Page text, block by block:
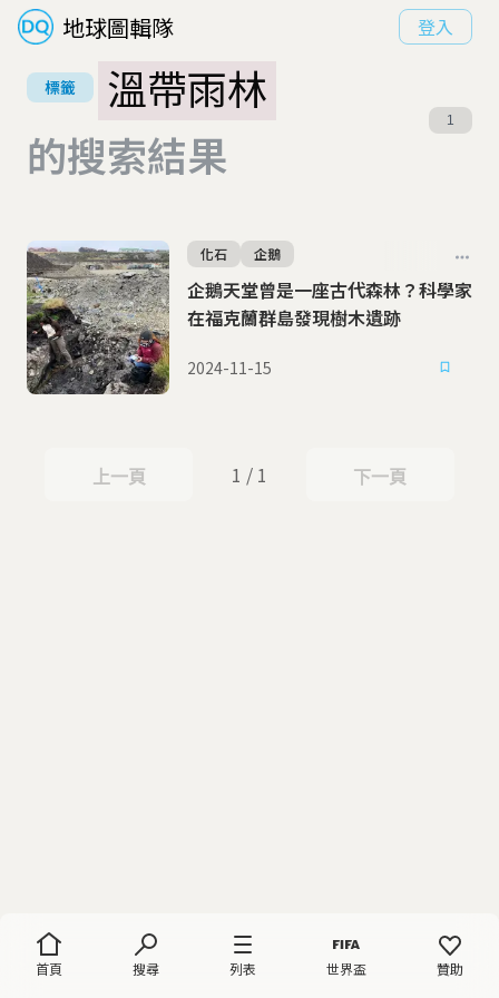
地球圖輯隊 登入
首頁 搜尋 列表 世界盃 贊助
標籤
溫帶雨林
的搜索結果
1
企鵝天堂曾是一座古代森林？科學家
在福克蘭群島發現樹木遺跡
化石 企鵝
2024-11-15
上一頁
上一頁 1 / 1 下一頁
下一頁